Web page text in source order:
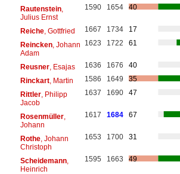
Rautenstein,
Julius Ernst
1590 1654 40
Reiche, Gottfried 1667 1734
17
Reincken, Johann
Adam
1623 1722 61
Reusner, Esajas 1636 1676
40
Rinckart, Martin 1586 1649
35
Rittler, Philipp
Jacob
1637 1690 47
Rosenmüller,
Johann
1617 1684 67
Rothe, Johann
Christoph
1653 1700 31
Scheidemann,
Heinrich
1595 1663 49